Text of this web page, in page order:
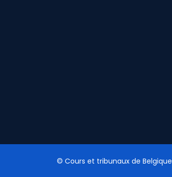
© Cours et tribunaux de Belgique